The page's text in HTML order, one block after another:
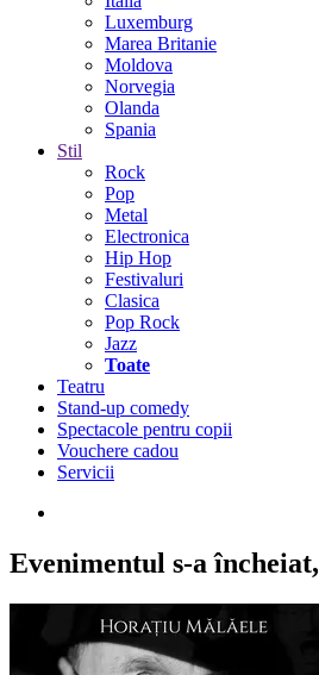
Luxemburg
Marea Britanie
Moldova
Norvegia
Olanda
Spania
Stil
Rock
Pop
Metal
Electronica
Hip Hop
Festivaluri
Clasica
Pop Rock
Jazz
Toate
Teatru
Stand-up comedy
Spectacole pentru copii
Vouchere cadou
Servicii
Evenimentul s-a încheiat,